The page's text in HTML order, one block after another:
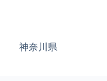
神奈川県